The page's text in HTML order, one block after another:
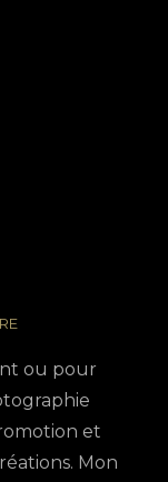
ou pour
et
Mon